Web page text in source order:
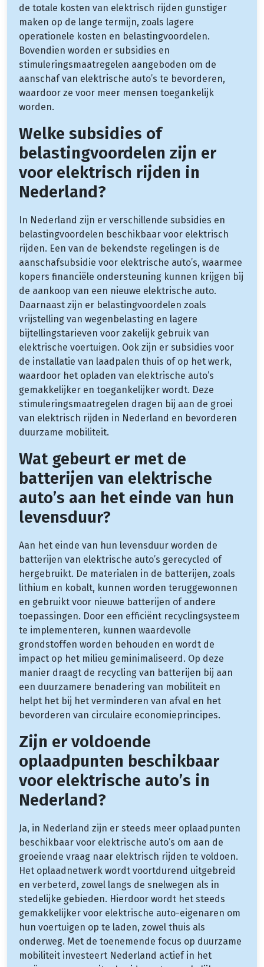
de totale kosten van elektrisch rijden gunstiger
maken op de lange termijn, zoals lagere
operationele kosten en belastingvoordelen.
Bovendien worden er subsidies en
stimuleringsmaatregelen aangeboden om de
aanschaf van elektrische auto’s te bevorderen,
waardoor ze voor meer mensen toegankelijk
worden.
Welke subsidies of
belastingvoordelen zijn er
voor elektrisch rijden in
Nederland?
In Nederland zijn er verschillende subsidies en
belastingvoordelen beschikbaar voor elektrisch
rijden. Een van de bekendste regelingen is de
aanschafsubsidie voor elektrische auto’s, waarmee
kopers financiële ondersteuning kunnen krijgen bij
de aankoop van een nieuwe elektrische auto.
Daarnaast zijn er belastingvoordelen zoals
vrijstelling van wegenbelasting en lagere
bijtellingstarieven voor zakelijk gebruik van
elektrische voertuigen. Ook zijn er subsidies voor
de installatie van laadpalen thuis of op het werk,
waardoor het opladen van elektrische auto’s
gemakkelijker en toegankelijker wordt. Deze
stimuleringsmaatregelen dragen bij aan de groei
van elektrisch rijden in Nederland en bevorderen
duurzame mobiliteit.
Wat gebeurt er met de
batterijen van elektrische
auto’s aan het einde van hun
levensduur?
Aan het einde van hun levensduur worden de
batterijen van elektrische auto’s gerecycled of
hergebruikt. De materialen in de batterijen, zoals
lithium en kobalt, kunnen worden teruggewonnen
en gebruikt voor nieuwe batterijen of andere
toepassingen. Door een efficiënt recyclingsysteem
te implementeren, kunnen waardevolle
grondstoffen worden behouden en wordt de
impact op het milieu geminimaliseerd. Op deze
manier draagt de recycling van batterijen bij aan
een duurzamere benadering van mobiliteit en
helpt het bij het verminderen van afval en het
bevorderen van circulaire economieprincipes.
Zijn er voldoende
oplaadpunten beschikbaar
voor elektrische auto’s in
Nederland?
Ja, in Nederland zijn er steeds meer oplaadpunten
beschikbaar voor elektrische auto’s om aan de
groeiende vraag naar elektrisch rijden te voldoen.
Het oplaadnetwerk wordt voortdurend uitgebreid
en verbeterd, zowel langs de snelwegen als in
stedelijke gebieden. Hierdoor wordt het steeds
gemakkelijker voor elektrische auto-eigenaren om
hun voertuigen op te laden, zowel thuis als
onderweg. Met de toenemende focus op duurzame
mobiliteit investeert Nederland actief in het